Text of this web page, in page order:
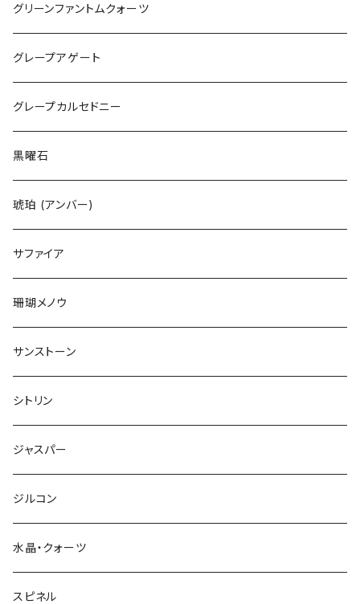
グリーンファントムクォーツ
グレープアゲート
グレープカルセドニー
黒曜石
琥珀 (アンバー)
サファイア
珊瑚メノウ
サンストーン
シトリン
ジャスパー
ジルコン
水晶・クォーツ
スピネル